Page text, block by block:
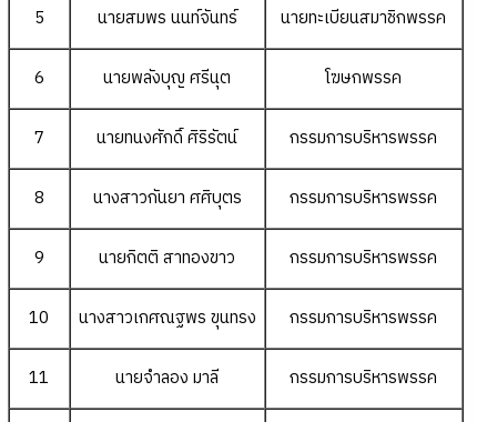
5 นายสมพร นนท์จันทร์ นายทะเบียนสมาชิกพรรค
6 นายพลังบุญ ศรีนุต โฆษกพรรค
7 นายทนงศักดิ์ ศิริรัตน์ กรรมการบริหารพรรค
8 นางสาวกันยา ศศิบุตร กรรมการบริหารพรรค
9 นายกิตติ สาทองขาว กรรมการบริหารพรรค
10 นางสาวเกศณฐพร ขุนทรง กรรมการบริหารพรรค
11 นายจำลอง มาลี กรรมการบริหารพรรค